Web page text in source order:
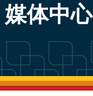
媒体中心